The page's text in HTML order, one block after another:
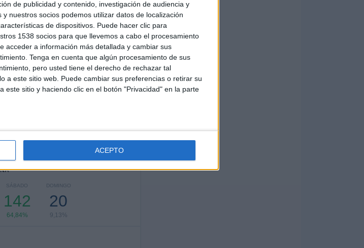
de publicidad y contenido, investigación de audiencia y
nuestros socios podemos utilizar datos de localización
de dispositivos. Puede hacer clic para
1538 socios para que llevemos a cabo el procesamiento
acceder a información más detallada y cambiar sus
Tenga en cuenta que algún procesamiento de sus
pero usted tiene el derecho de rechazar tal
a este sitio web. Puede cambiar sus preferencias o retirar su
este sitio y haciendo clic en el botón "Privacidad" en la parte
ACEPTO
TOTAL
34
RIVALES
MÁXIMO
18
VS New York
City
TOTAL
4
208 (94,98%)
SÁBADO
142
64,84%
DOMINGO
20
9,13%